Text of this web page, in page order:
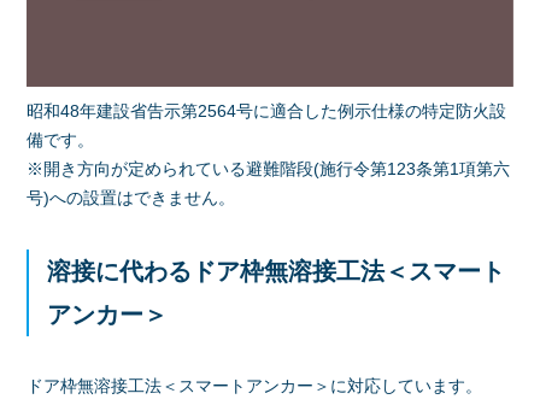
昭和48年建設省告示第2564号に適合した例示仕様の特定防火設
備です。
※開き方向が定められている避難階段(施行令第123条第1項第六
号)への設置はできません。
溶接に代わるドア枠無溶接工法＜スマート
アンカー＞
ドア枠無溶接工法＜スマートアンカー＞に対応しています。